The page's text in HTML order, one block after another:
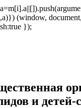
(window,
});
и детей-